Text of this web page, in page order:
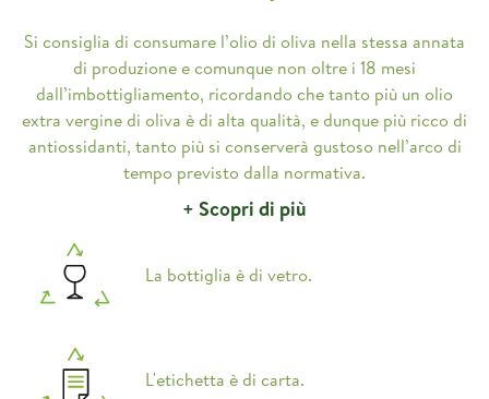
Si consiglia di consumare l’olio di oliva nella stessa annata
di produzione e comunque non oltre i 18 mesi
dall’imbottigliamento, ricordando che tanto più un olio
extra vergine di oliva è di alta qualità, e dunque più ricco di
antiossidanti, tanto più si conserverà gustoso nell’arco di
tempo previsto dalla normativa.
+ Scopri di più
La bottiglia è di vetro.
L'etichetta è di carta.